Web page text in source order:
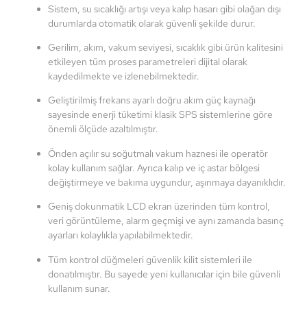
Sistem, su sıcaklığı artışı veya kalıp hasarı gibi olağan dışı
durumlarda otomatik olarak güvenli şekilde durur.
Gerilim, akım, vakum seviyesi, sıcaklık gibi ürün kalitesini
etkileyen tüm proses parametreleri dijital olarak
kaydedilmekte ve izlenebilmektedir.
Geliştirilmiş frekans ayarlı doğru akım güç kaynağı
sayesinde enerji tüketimi klasik SPS sistemlerine göre
önemli ölçüde azaltılmıştır.
Önden açılır su soğutmalı vakum haznesi ile operatör
kolay kullanım sağlar. Ayrıca kalıp ve iç astar bölgesi
değiştirmeye ve bakıma uygundur, aşınmaya dayanıklıdır.
Geniş dokunmatik LCD ekran üzerinden tüm kontrol,
veri görüntüleme, alarm geçmişi ve aynı zamanda basınç
ayarları kolaylıkla yapılabilmektedir.
Tüm kontrol düğmeleri güvenlik kilit sistemleri ile
donatılmıştır. Bu sayede yeni kullanıcılar için bile güvenli
kullanım sunar.